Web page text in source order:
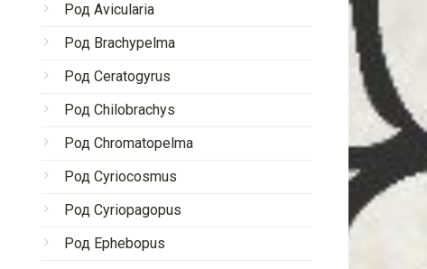
Род Avicularia
Род Brachypelma
Род Ceratogyrus
Род Chilobrachys
Род Chromatopelma
Род Cyriocosmus
Род Cyriopagopus
Род Ephebopus